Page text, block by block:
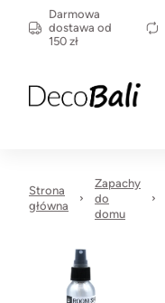
Darmowa
dostawa od
150 zł
Strona
główna
Zapachy
do
domu